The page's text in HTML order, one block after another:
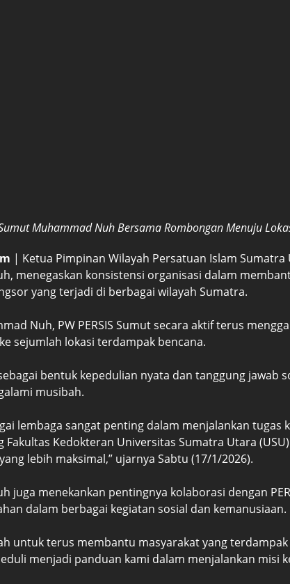
Muhammad Nuh Bersama Rombongan Menuju
| Ketua Pimpinan Wilayah Persatuan Islam Sumatra
menegaskan konsistensi organisasi dalam
yang terjadi di berbagai wilayah Sumatra.
Nuh, PW PERSIS Sumut secara aktif terus
sejumlah lokasi terdampak bencana.
bentuk kepedulian nyata dan tanggung jawab
musibah.
lembaga sangat penting dalam menjalankan tugas
Fakultas Kedokteran Universitas Sumatra Utara
lebih maksimal,” ujarnya Sabtu (17/1/2026).
juga menekankan pentingnya kolaborasi dengan
dalam berbagai kegiatan sosial dan kemanusiaan.
untuk terus membantu masyarakat yang
menjadi panduan kami dalam menjalankan misi